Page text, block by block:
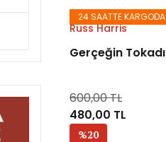
24 SAATTE KARGODA
Russ Harris
Gerçeğin Tokadı
600,00 TL
480,00 TL
%20